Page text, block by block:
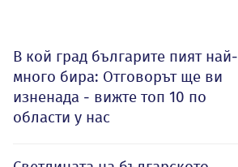
В кой град българите пият най-
много бира: Отговорът ще ви
изненада - вижте топ 10 по
области у нас